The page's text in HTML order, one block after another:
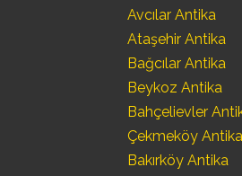
Avcılar Antika
Ataşehir Antika
Bağcılar Antika
Beykoz Antika
Bahçelievler
Çekmeköy Antika
Bakırköy Antika